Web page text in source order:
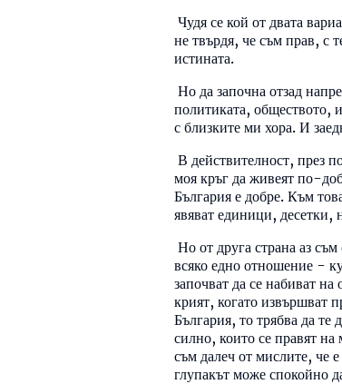
Чудя се кой от двата
не твърдя, че съм прав, с
истината.
Но да започна отзад
политиката, обществото,
с близките ми хора. И
В действителност, през
моя кръг да живеят по-
България е добре. Към
явяват единици,
Но от друга страна аз
всяко едно отношение -
започват да се набиват
крият, когато извършват
България, то трябва да те
силно, които се правят
съм далеч от мислите, че
глупакът може спокойно